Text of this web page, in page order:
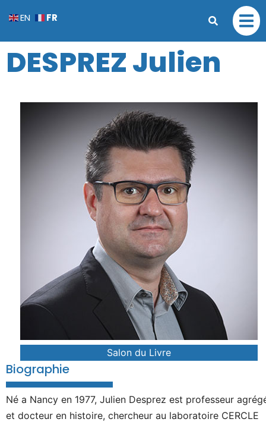
DESPREZ Julien
Salon du Livre
Biographie
Né a Nancy en 1977, Julien Desprez est professeur
et docteur en histoire, chercheur au laboratoire CERCLE
EN FR